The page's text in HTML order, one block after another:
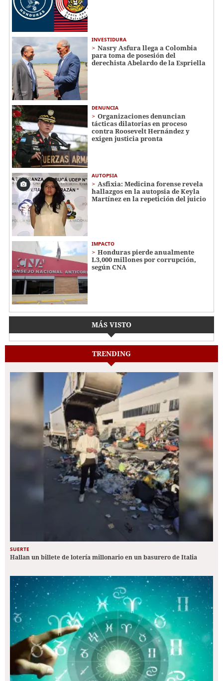
INVESTIDURA
Nasry Asfura llega a Colombia
para toma de posesión del
derechista Abelardo de la Espriella
DENUNCIA
Organizaciones denuncian
tácticas dilatorias en proceso
contra Roosevelt Hernández y
exigen justicia pronta
AUTOPSIA
Asfixia: Medicina forense revela
hallazgos en la autopsia de Keyla
Martínez en la repetición del juicio
IMPACTO
Honduras pierde anualmente
L3,000 millones por corrupción,
según CNA
MÁS VISTO
TRENDING
SUERTE
Hallan un billete de lotería millonario en un basurero de Italia